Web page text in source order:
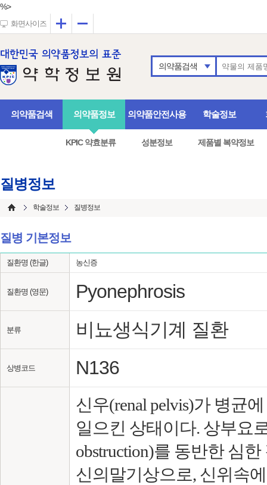
%>
화면사이즈 확대
의약품검색
의약품검색 의약품정보
KPIC 약효분류 성분정보 제품별 복약정보
의약품안전사용 학술정보
질병정보
학술정보 질병정보
질병 기본정보
질환명 (한글) 농신증
질환명 (영문) Pyonephrosis
분류 비뇨생식기계 질환
상병코드 N136
신우(renal pelvis)가 병균
일으킨 상태이다. 상부요
obstruction)를 동반한 심
신의말기상으로, 신위속